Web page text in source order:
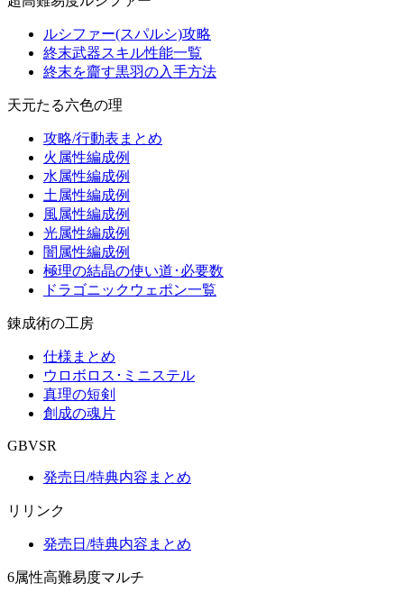
ルシファー(スパルシ)攻略
終末武器スキル性能一覧
終末を齎す黒羽の入手方法
天元たる六色の理
攻略/行動表まとめ
火属性編成例
水属性編成例
土属性編成例
風属性編成例
光属性編成例
闇属性編成例
極理の結晶の使い道･必要数
ドラゴニックウェポン一覧
錬成術の工房
仕様まとめ
ウロボロス･ミニステル
真理の短剣
創成の魂片
GBVSR
発売日/特典内容まとめ
リリンク
発売日/特典内容まとめ
6属性高難易度マルチ